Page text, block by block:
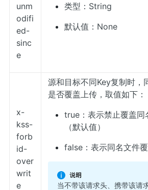
unm
odifi
ed-
sinc
e
类型：String
默认值：None
x-
kss-
forb
id-
over
writ
e
源和目标不同Key复制时，
是否覆盖上传，取值如下：
true：表示禁止覆盖同
（默认值）
false：表示同名文件
当不带该请求头、携带该请